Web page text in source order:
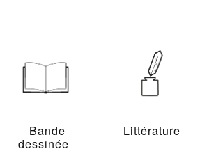
Bande
dessinée
Littérature